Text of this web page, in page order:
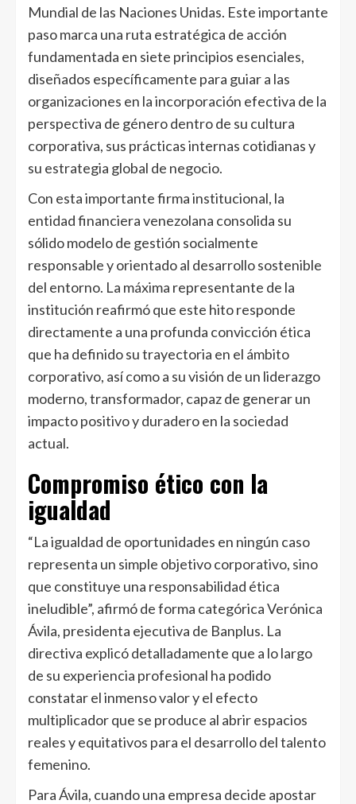
Mundial de las Naciones Unidas. Este importante
paso marca una ruta estratégica de acción
fundamentada en siete principios esenciales,
diseñados específicamente para guiar a las
organizaciones en la incorporación efectiva de la
perspectiva de género dentro de su cultura
corporativa, sus prácticas internas cotidianas y
su estrategia global de negocio.
Con esta importante firma institucional, la
entidad financiera venezolana consolida su
sólido modelo de gestión socialmente
responsable y orientado al desarrollo sostenible
del entorno. La máxima representante de la
institución reafirmó que este hito responde
directamente a una profunda convicción ética
que ha definido su trayectoria en el ámbito
corporativo, así como a su visión de un liderazgo
moderno, transformador, capaz de generar un
impacto positivo y duradero en la sociedad
actual.
Compromiso ético con la
igualdad
“La igualdad de oportunidades en ningún caso
representa un simple objetivo corporativo, sino
que constituye una responsabilidad ética
ineludible”, afirmó de forma categórica Verónica
Ávila, presidenta ejecutiva de Banplus. La
directiva explicó detalladamente que a lo largo
de su experiencia profesional ha podido
constatar el inmenso valor y el efecto
multiplicador que se produce al abrir espacios
reales y equitativos para el desarrollo del talento
femenino.
Para Ávila, cuando una empresa decide apostar